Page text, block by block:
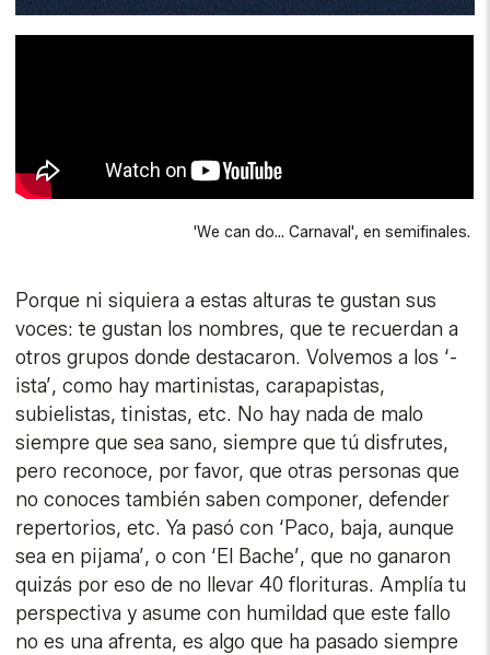
'We can do... Carnaval', en semifinales.
Porque ni siquiera a estas alturas te gustan sus
voces: te gustan los nombres, que te recuerdan a
otros grupos donde destacaron. Volvemos a los ‘-
ista’, como hay martinistas, carapapistas,
subielistas, tinistas, etc. No hay nada de malo
siempre que sea sano, siempre que tú disfrutes,
pero reconoce, por favor, que otras personas que
no conoces también saben componer, defender
repertorios, etc. Ya pasó con ‘Paco, baja, aunque
sea en pijama’, o con ‘El Bache’, que no ganaron
quizás por eso de no llevar 40 florituras. Amplía tu
perspectiva y asume con humildad que este fallo
no es una afrenta, es algo que ha pasado siempre